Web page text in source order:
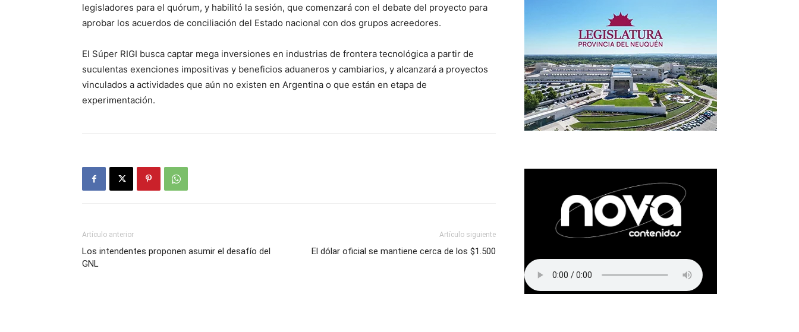
legisladores para el quórum, y habilitó la sesión, que comenzará con el debate del proyecto para
aprobar los acuerdos de conciliación del Estado nacional con dos grupos acreedores.
El Súper RIGI busca captar mega inversiones en industrias de frontera tecnológica a partir de
suculentas exenciones impositivas y beneficios aduaneros y cambiarios, y alcanzará a proyectos
vinculados a actividades que aún no existen en Argentina o que están en etapa de
experimentación.
Artículo anterior
Los intendentes proponen asumir el desafío del
GNL
Artículo siguiente
El dólar oficial se mantiene cerca de los $1.500